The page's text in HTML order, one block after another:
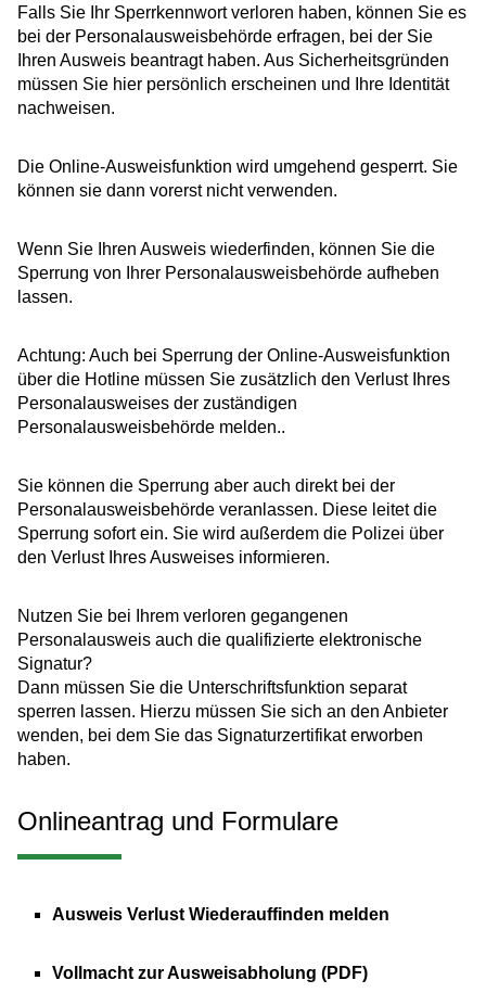
Falls Sie Ihr Sperrkennwort verloren haben, können Sie es
bei der Personalausweisbehörde erfragen, bei der Sie
Ihren Ausweis beantragt haben. Aus Sicherheitsgründen
müssen Sie hier persönlich erscheinen und Ihre Identität
nachweisen.
Die Online-Ausweisfunktion wird umgehend gesperrt. Sie
können sie dann vorerst nicht verwenden.
Wenn Sie Ihren Ausweis wiederfinden, können Sie die
Sperrung von Ihrer Personalausweisbehörde aufheben
lassen.
Achtung: Auch bei Sperrung der Online-Ausweisfunktion
über die Hotline müssen Sie zusätzlich den Verlust Ihres
Personalausweises der zuständigen
Personalausweisbehörde melden..
Sie können die Sperrung aber auch direkt bei der
Personalausweisbehörde veranlassen. Diese leitet die
Sperrung sofort ein. Sie wird außerdem die Polizei über
den Verlust Ihres Ausweises informieren.
Nutzen Sie bei Ihrem verloren gegangenen
Personalausweis auch die qualifizierte elektronische
Signatur?
Dann müssen Sie die Unterschriftsfunktion separat
sperren lassen. Hierzu müssen Sie sich an den Anbieter
wenden, bei dem Sie das Signaturzertifikat erworben
haben.
Onlineantrag und Formulare
Ausweis Verlust Wiederauffinden melden
Vollmacht zur Ausweisabholung (PDF)